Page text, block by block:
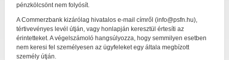
pénzkölcsönt nem folyósít.
A Commerzbank kizárólag hivatalos e-mail címről (info@psfn.hu),
tértivevényes levél útján, vagy honlapján keresztül értesíti az
érintetteket. A végelszámoló hangsúlyozza, hogy semmilyen esetben
nem keresi fel személyesen az ügyfeleket egy általa megbízott
személy útján.